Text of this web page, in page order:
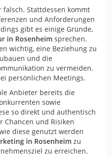
Stattdessen kommt
und Anforderungen
gibt es einige Gründe,
in Rosenheim sprechen.
wichtig, eine Beziehung zu
und die
zu vermeiden.
persönlichen Meetings.
Anbieter bereits die
sowie
so direkt und authentisch
Chancen und Risiken
diese genutzt werden
in Rosenheim zu
zu erreichen.